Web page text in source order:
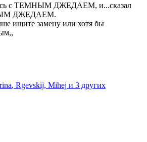
с ТЕМНЫМ ДЖЕДАЕМ, и...сказал
ДЖЕДАЕМ.
ищите замену или хотя бы
, Rgevskij, Mihej и 3 других